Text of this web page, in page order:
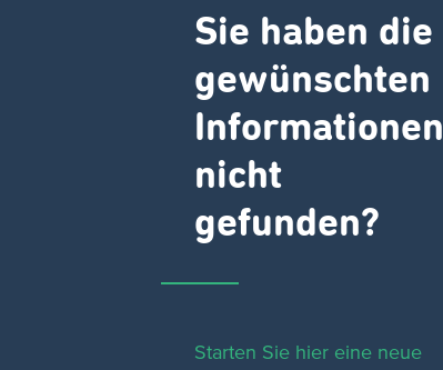
Sie haben die
gewünschten
Informationen
nicht
gefunden?
Starten Sie hier eine neue